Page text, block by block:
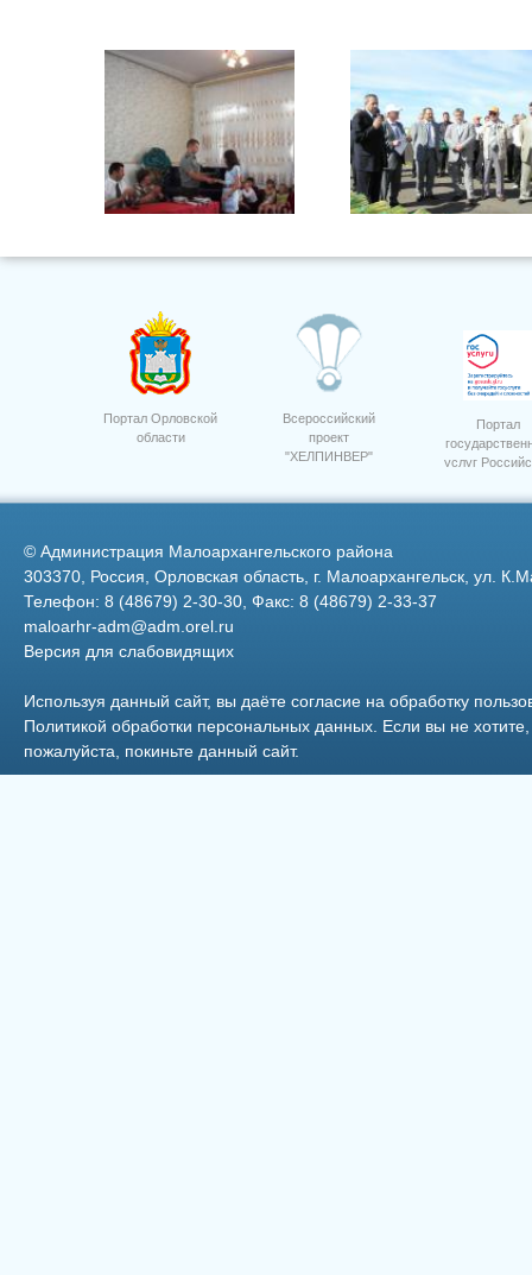
Торжественное Вручение
Фото 7
Церьковь г.Малоархангельск
Портал Орловской
области
Всероссийский
проект
"ХЕЛПИНВЕР"
Портал
услуг
© Администрация Малоархангельского района
303370, Россия, Орловская область, г. Малоархангельск, ул.
Телефон: 8 (48679) 2-30-30, Факс: 8 (48679) 2-33-37
maloarhr-adm@adm.orel.ru
Версия для слабовидящих
Используя данный сайт, вы даёте согласие на обработку
Политикой обработки персональных данных . Если вы не
пожалуйста, покиньте данный сайт.